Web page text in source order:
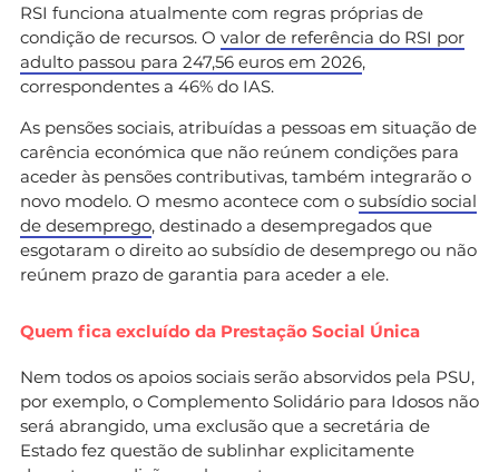
RSI funciona atualmente com regras próprias de
condição de recursos. O valor de referência do RSI por
adulto passou para 247,56 euros em 2026,
correspondentes a 46% do IAS.
As pensões sociais, atribuídas a pessoas em situação de
carência económica que não reúnem condições para
aceder às pensões contributivas, também integrarão o
novo modelo. O mesmo acontece com o subsídio social
de desemprego, destinado a desempregados que
esgotaram o direito ao subsídio de desemprego ou não
reúnem prazo de garantia para aceder a ele.
Quem fica excluído da Prestação Social Única
Nem todos os apoios sociais serão absorvidos pela PSU,
por exemplo, o Complemento Solidário para Idosos não
será abrangido, uma exclusão que a secretária de
Estado fez questão de sublinhar explicitamente